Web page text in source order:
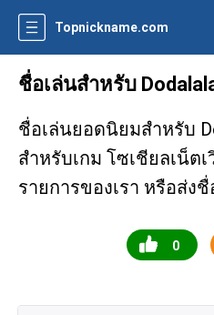
Topnickname.com
ชื่อเล่นสำหรับ
ชื่อเล่นยอดนิยมสำหรับ
สำหรับเกม โซเชียลเน็ต
รายการของเรา หรือส่ง
0